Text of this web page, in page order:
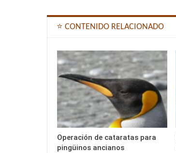
⭐ CONTENIDO RELACIONADO
Operación de cataratas para
pingüinos ancianos